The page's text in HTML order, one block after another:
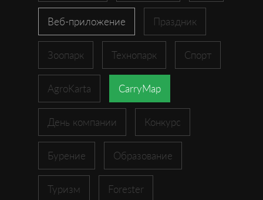
Веб-приложение Праздник
Зоопарк Технопарк Спорт
AgroKarta CarryMap
День компании Конкурс
Бурение Образование
Туризм Forester